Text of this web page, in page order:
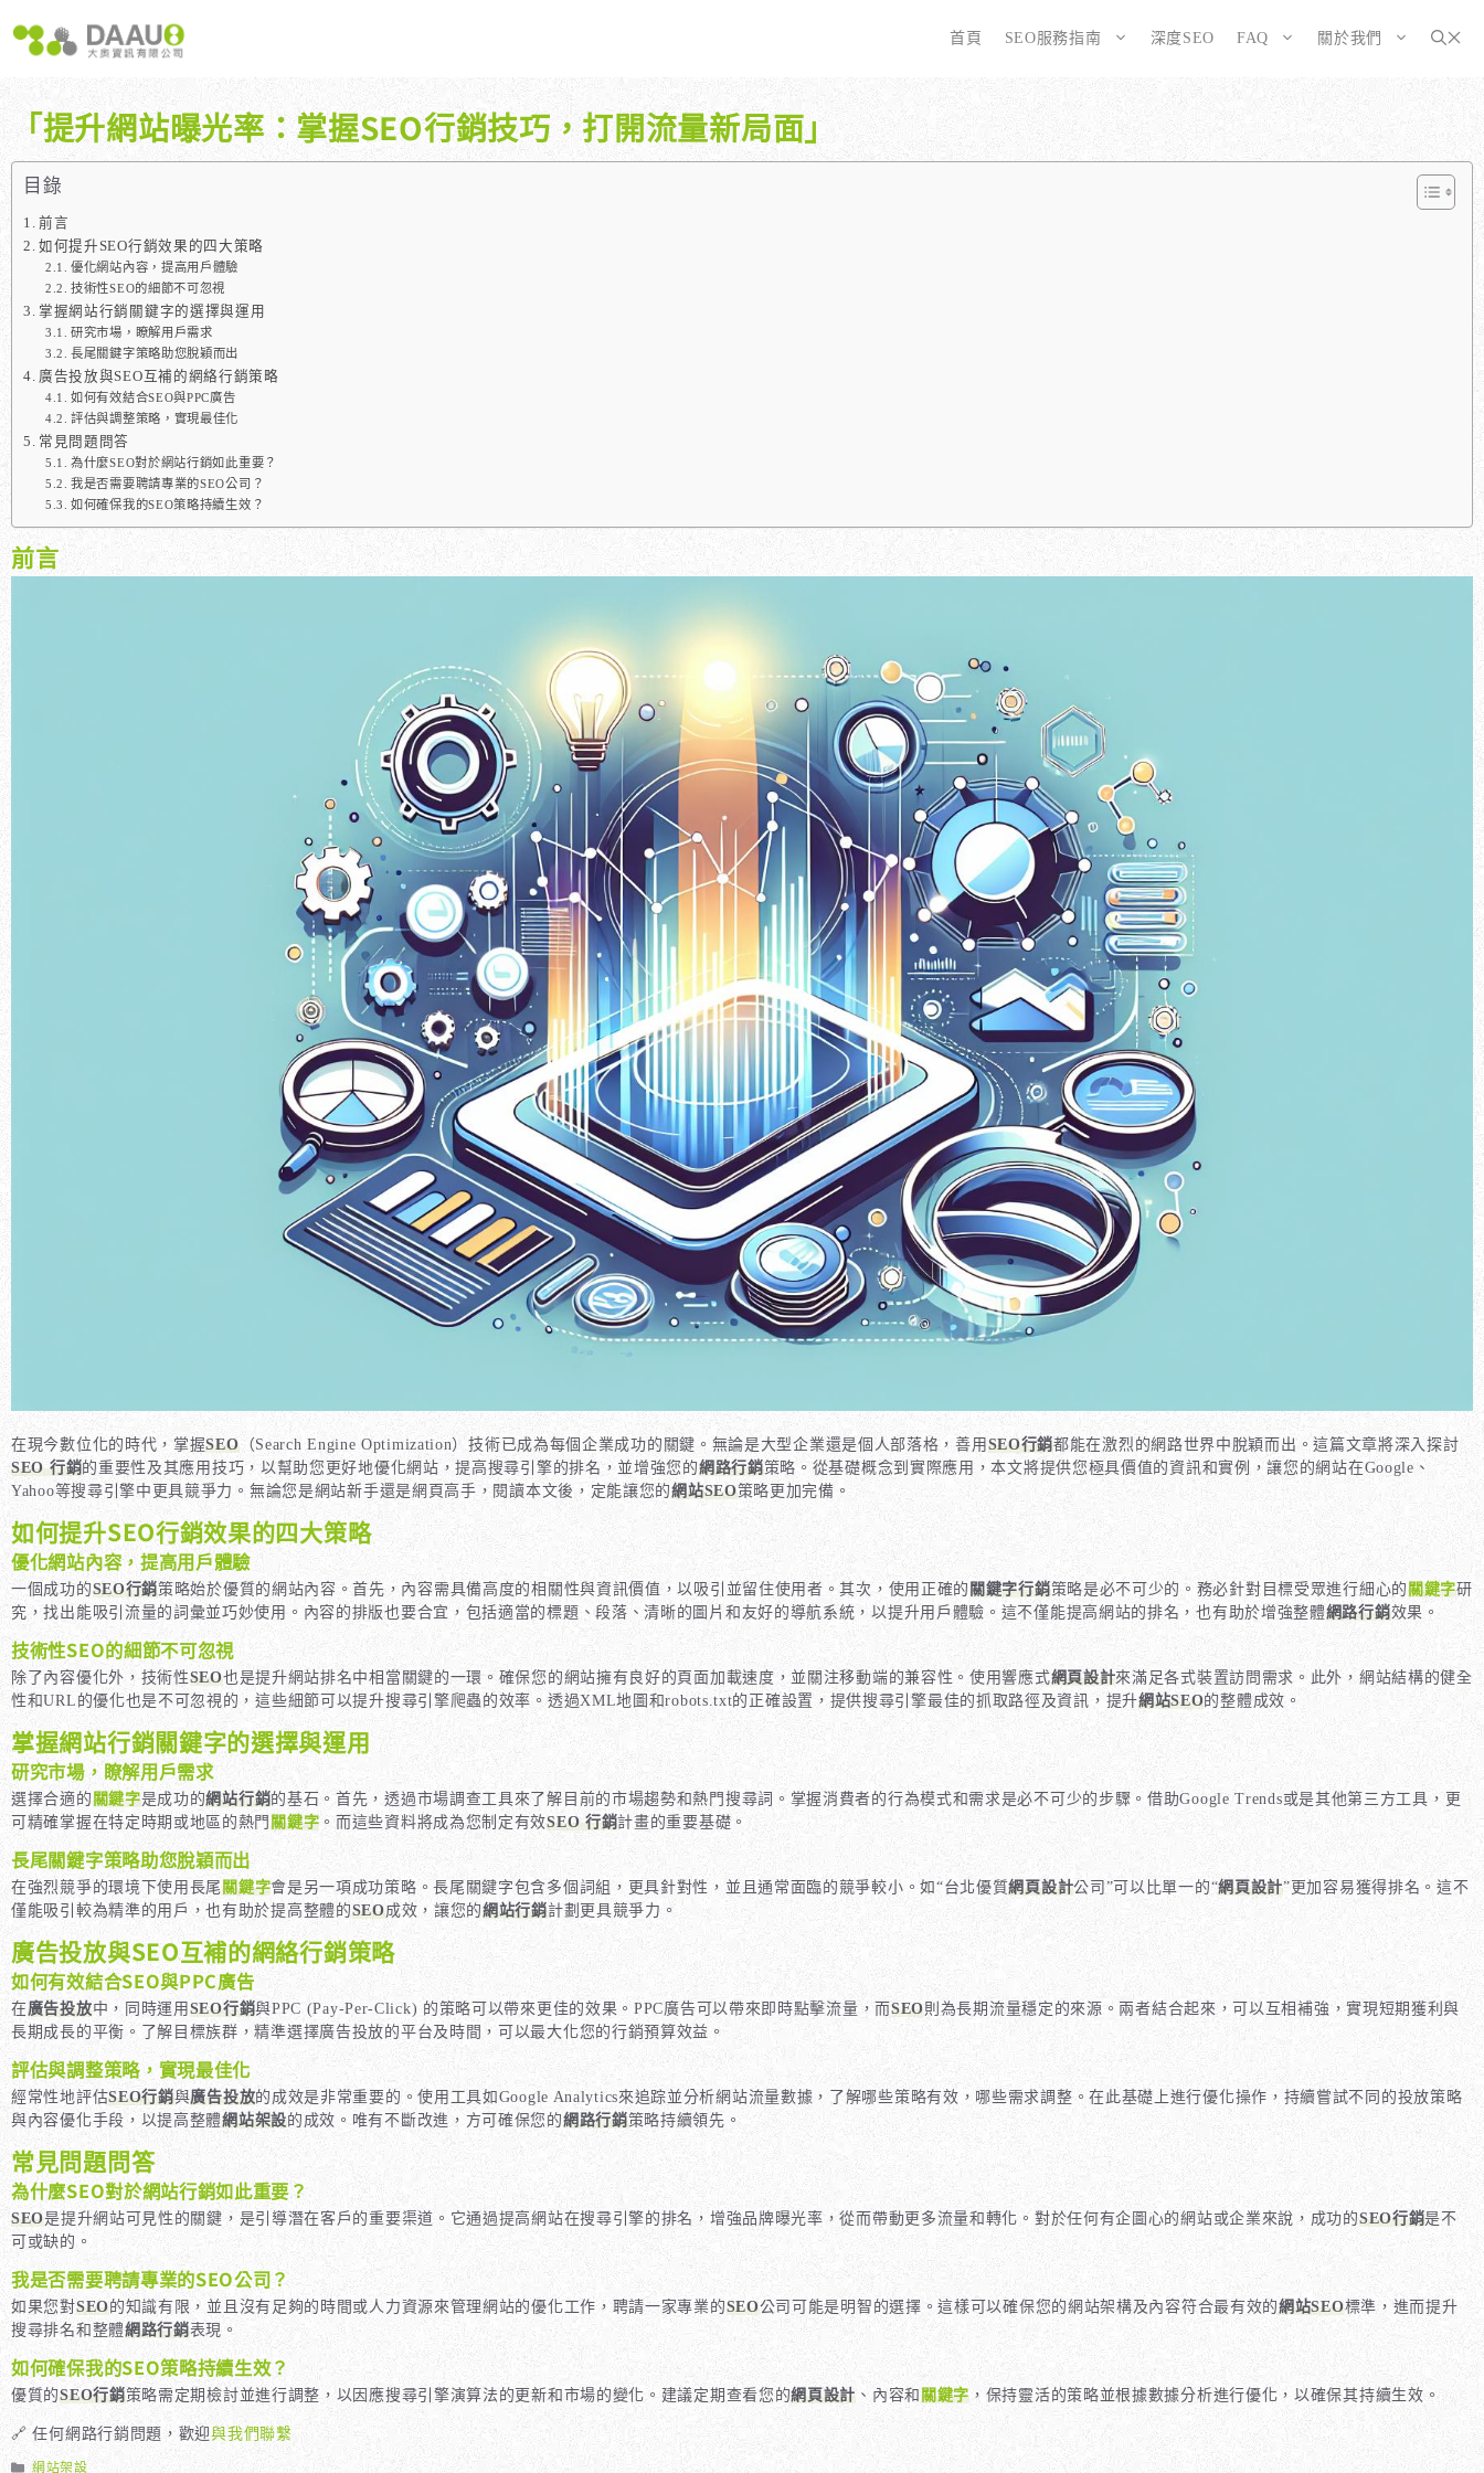
至
內
首頁 SEO服務指南
大奧獨家 AISEO矩陣系統｜SEO自動化輕鬆佈局關鍵字
專業SEO撰寫：提升網站SEO自然排序
維基百科：提升品牌形象與SEO的雙贏策略
網站系統開發：打造高效能業務需求的網站
全面優化網站語法：提升SEO表現
為SEO而生的網站
深度SEO FAQ
如何開始 SEO？新手指南
SEO 的重要性：為什麼企業需要它？
什麼是白帽SEO、灰帽SEO與黑帽SEO？
我們提供哪些 SEO 服務？
廣告行銷基礎知識
大奧資訊的網站架設服務包含哪些項目？
關於我們
「提升網站曝光率：掌握SEO行銷技巧，打開流量新局面」
目錄
前言
如何提升SEO行銷效果的四大策略
優化網站內容，提高用戶體驗
技術性SEO的細節不可忽視
掌握網站行銷關鍵字的選擇與運用
研究市場，瞭解用戶需求
長尾關鍵字策略助您脫穎而出
廣告投放與SEO互補的網絡行銷策略
如何有效結合SEO與PPC廣告
評估與調整策略，實現最佳化
常見問題問答
為什麼SEO對於網站行銷如此重要？
我是否需要聘請專業的SEO公司？
如何確保我的SEO策略持續生效？
前言
在現今數位化的時代，掌握SEO（Search Engine Optimization）技術已成為每個企業成功的關鍵。無論是大型企業還是個人部落格，善用 SEO行銷都能在激烈的網路世界中脫穎而出。這篇文章將深入探討
SEO 行銷的重要性及其應用技巧，以幫助您更好地優化網站，提高搜尋引擎的排名，並增強您的網路行銷策略。從基礎概念到實際應用，本文將提供您極具價值的資訊和實例，讓您的網站在Google、
Yahoo等搜尋引擎中更具競爭力。無論您是網站新手還是網頁高手，閱讀本文後，定能讓您的網站SEO策略更加完備。
如何提升SEO行銷效果的四大策略
優化網站內容，提高用戶體驗
一個成功的SEO行銷策略始於優質的網站內容。首先，內容需具備高度的相關性與資訊價值，以吸引並留住使用者。其次，使用正確的關鍵字行銷策略是必不可少的。務必針對目標受眾進行細心的關鍵字研
究，找出能吸引流量的詞彙並巧妙使用。內容的排版也要合宜，包括適當的標題、段落、清晰的圖片和友好的導航系統，以提升用戶體驗。這不僅能提高網站的排名，也有助於增強整體網路行銷效果。
技術性SEO的細節不可忽視
除了內容優化外，技術性SEO也是提升網站排名中相當關鍵的一環。確保您的網站擁有良好的頁面加載速度，並關注移動端的兼容性。使用響應式網頁設計來滿足各式裝置訪問需求。此外，網站結構的健全
性和URL的優化也是不可忽視的，這些細節可以提升搜尋引擎爬蟲的效率。透過XML地圖和robots.txt的正確設置，提供搜尋引擎最佳的抓取路徑及資訊，提升網站SEO的整體成效。
掌握網站行銷關鍵字的選擇與運用
研究市場，瞭解用戶需求
選擇合適的關鍵字是成功的網站行銷的基石。首先，透過市場調查工具來了解目前的市場趨勢和熱門搜尋詞。掌握消費者的行為模式和需求是必不可少的步驟。借助Google Trends或是其他第三方工具，更
可精確掌握在特定時期或地區的熱門關鍵字 。而這些資料將成為您制定有效SEO 行銷計畫的重要基礎。
長尾關鍵字策略助您脫穎而出
在強烈競爭的環境下使用長尾關鍵字會是另一項成功策略。長尾關鍵字包含多個詞組，更具針對性，並且通常面臨的競爭較小。如“台北優質網頁設計公司”可以比單一的“網頁設計”更加容易獲得排名。這不
僅能吸引較為精準的用戶，也有助於提高整體的SEO成效，讓您的網站行銷計劃更具競爭力。
廣告投放與SEO互補的網絡行銷策略
如何有效結合SEO與PPC廣告
在廣告投放中，同時運用 SEO行銷與PPC (Pay-Per-Click) 的策略可以帶來更佳的效果。PPC廣告可以帶來即時點擊流量，而SEO則為長期流量穩定的來源。兩者結合起來，可以互相補強，實現短期獲利與
長期成長的平衡。了解目標族群，精準選擇廣告投放的平台及時間，可以最大化您的行銷預算效益。
評估與調整策略，實現最佳化
經常性地評估SEO行銷與廣告投放的成效是非常重要的。使用工具如Google Analytics來追踪並分析網站流量數據，了解哪些策略有效，哪些需求調整。在此基礎上進行優化操作，持續嘗試不同的投放策略
與內容優化手段，以提高整體網站架設的成效。唯有不斷改進，方可確保您的網路行銷策略持續領先。
常見問題問答
為什麼SEO對於網站行銷如此重要？
SEO是提升網站可見性的關鍵，是引導潛在客戶的重要渠道。它通過提高網站在搜尋引擎的排名，增強品牌曝光率，從而帶動更多流量和轉化。對於任何有企圖心的網站或企業來說，成功的SEO行銷是不
可或缺的。
我是否需要聘請專業的SEO公司？
如果您對SEO的知識有限，並且沒有足夠的時間或人力資源來管理網站的優化工作，聘請一家專業的SEO公司可能是明智的選擇。這樣可以確保您的網站架構及內容符合最有效的網站SEO標準，進而提升
搜尋排名和整體網路行銷表現。
如何確保我的SEO策略持續生效？
優質的SEO行銷策略需定期檢討並進行調整，以因應搜尋引擎演算法的更新和市場的變化。建議定期查看您的網頁設計 、內容和 關鍵字 ，保持靈活的策略並根據數據分析進行優化，以確保其持續生效。
🔗 任何網路行銷問題，歡迎與我們聯繫
分
網站架設